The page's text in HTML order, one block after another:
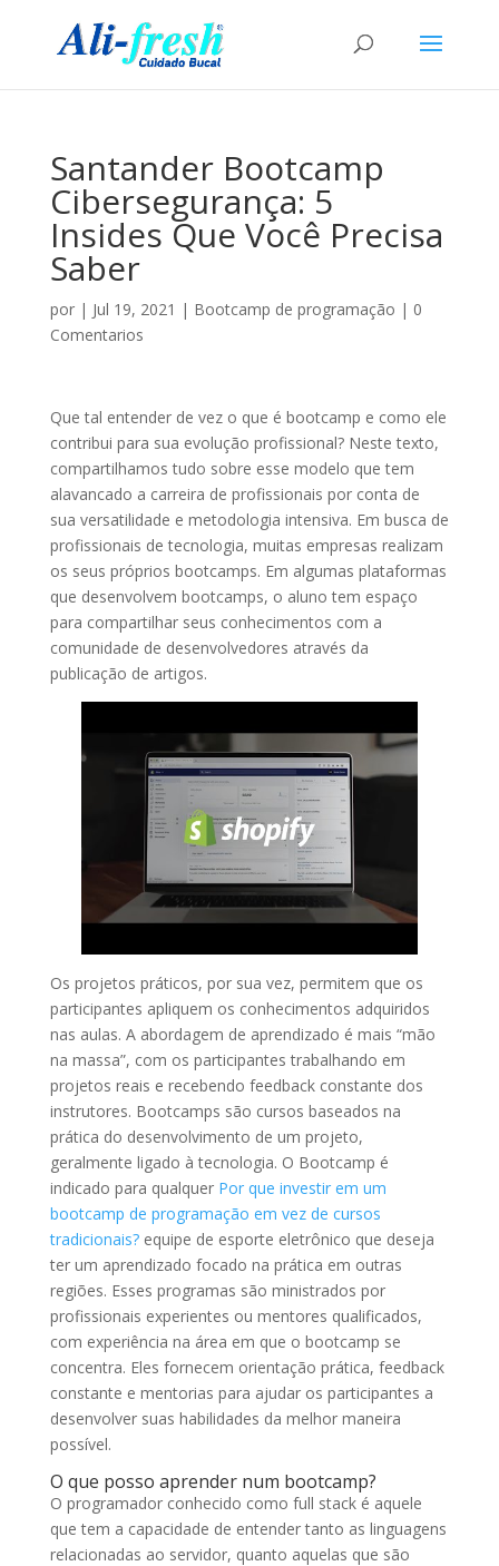
Santander Bootcamp
Cibersegurança: 5
Insides Que Você Precisa
Saber
por | Jul 19, 2021 | Bootcamp de programação | 0
Comentarios
Que tal entender de vez o que é bootcamp e como ele
contribui para sua evolução profissional? Neste texto,
compartilhamos tudo sobre esse modelo que tem
alavancado a carreira de profissionais por conta de
sua versatilidade e metodologia intensiva. Em busca de
profissionais de tecnologia, muitas empresas realizam
os seus próprios bootcamps. Em algumas plataformas
que desenvolvem bootcamps, o aluno tem espaço
para compartilhar seus conhecimentos com a
comunidade de desenvolvedores através da
publicação de artigos.
Os projetos práticos, por sua vez, permitem que os
participantes apliquem os conhecimentos adquiridos
nas aulas. A abordagem de aprendizado é mais “mão
na massa”, com os participantes trabalhando em
projetos reais e recebendo feedback constante dos
instrutores. Bootcamps são cursos baseados na
prática do desenvolvimento de um projeto,
geralmente ligado à tecnologia. O Bootcamp é
indicado para qualquer Por que investir em um
bootcamp de programação em vez de cursos
tradicionais?equipe de esporte eletrônico que deseja
ter um aprendizado focado na prática em outras
regiões. Esses programas são ministrados por
profissionais experientes ou mentores qualificados,
com experiência na área em que o bootcamp se
concentra. Eles fornecem orientação prática, feedback
constante e mentorias para ajudar os participantes a
desenvolver suas habilidades da melhor maneira
possível.
O que posso aprender num bootcamp?
O programador conhecido como full stack é aquele
que tem a capacidade de entender tanto as linguagens
relacionadas ao servidor, quanto aquelas que são